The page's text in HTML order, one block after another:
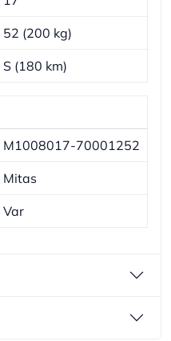
52 (200 kg)
S (180 km)
M1008017-70001252
Mitas
Var